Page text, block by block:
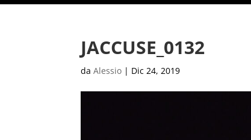
JACCUSE_0132
daAlessio | Dic 24, 2019